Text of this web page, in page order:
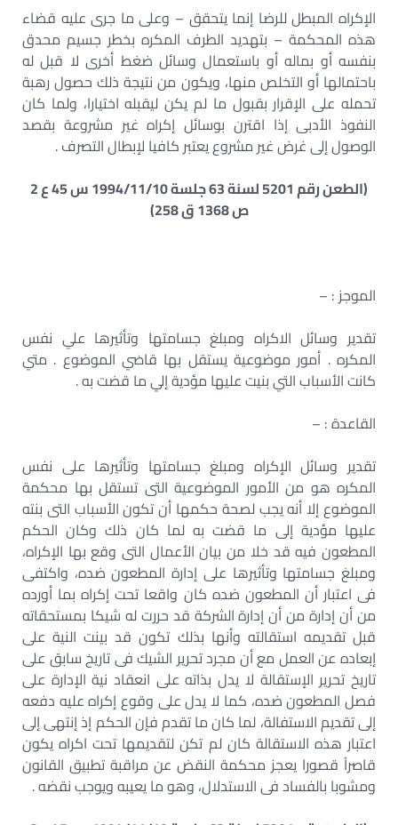
الإكراه المبطل للرضا إنما يتحقق – وعلى ما جرى عليه قضاء
هذه المحكمة – بتهديد الطرف المكره بخطر جسيم محدق
بنفسه أو بماله أو باستعمال وسائل ضغط أخرى لا قبل له
باحتمالها أو التخلص منها، ويكون من نتيجة ذلك حصول رهبة
تحمله على الإقرار بقبول ما لم يكن ليقبله اختيارا، ولما كان
النفوذ الأدبى إذا اقترن بوسائل إكراه غير مشروعة بقصد
الوصول إلى غرض غير مشروع يعتبر كافيا لإبطال التصرف .
(الطعن رقم 5201 لسنة 63 جلسة 1994/11/10 س 45 ع 2
ص 1368 ق 258)
الموجز : –
تقدير وسائل الاكراه ومبلغ جسامتها وتأثيرها علي نفس
المكره . أمور موضوعية يستقل بها قاضي الموضوع . متي
كانت الأسباب التي بنيت عليها مؤدية إلي ما قضت به .
القاعدة : –
تقدير وسائل الإكراه ومبلغ جسامتها وتأثيرها على نفس
المكره هو من الأمور الموضوعية التى تستقل بها محكمة
الموضوع إلا أنه يجب لصحة حكمها أن تكون الأسباب التى بنته
عليها مؤدية إلى ما قضت به لما كان ذلك وكان الحكم
المطعون فيه قد خلا من بيان الأعمال التى وقع بها الإكراه،
ومبلغ جسامتها وتأثيرها على إدارة المطعون ضده، واكتفى
فى اعتبار أن المطعون ضده كان واقعا تحت إكراه بما أورده
من أن إدارة من أن إدارة الشركة قد حررت له شيكا بمستحقاته
قبل تقديمه استقالته وأنها بذلك تكون قد بينت النية على
إبعاده عن العمل مع أن مجرد تحرير الشيك فى تاريخ سابق على
تاريخ تحرير الإستقالة لا يدل بذاته على انعقاد نية الإدارة على
فصل المطعون ضده، كما لا يدل على وقوع إكراه عليه دفعه
إلى تقديم الاستفالة، لما كان ما تقدم فإن الحكم إذ إنتهى إلى
اعتبار هذه الاستقالة كان لم تكن لتقديمها تحت اكراه يكون
قاصراً قصورا يعجز محكمة النقض عن مراقبة تطبيق القانون
ومشوبا بالفساد فى الاستدلال، وهو ما يعيبه ويوجب نقضه .